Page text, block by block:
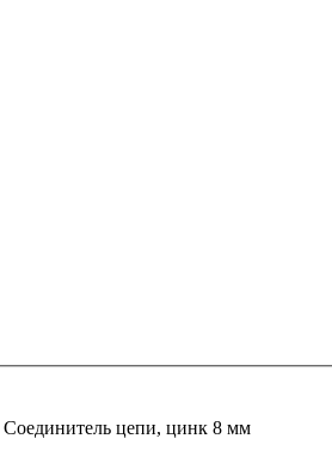
Соединитель цепи, цинк 8 мм